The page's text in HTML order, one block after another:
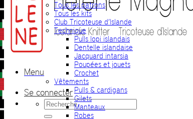
Menu
Se connecter
Recherche
pour :
Tous les patrons
Tous les kits
Club Tricoteuse d’Islande
Technique
Pulls lopi islandais
Dentelle islandaise
Jacquard intarsia
Poupées et jouets
Crochet
Vêtements
Pulls & cardigans
Gilets
Manteaux
Robes